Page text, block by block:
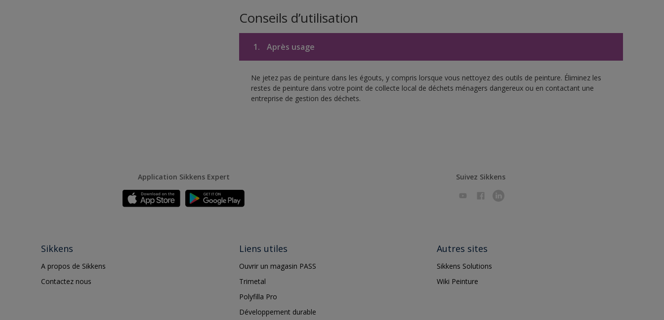
Conseils d’utilisation
1. Après usage
Ne jetez pas de peinture dans les égouts, y compris lorsque vous nettoyez des outils de peinture. Éliminez les
restes de peinture dans votre point de collecte local de déchets ménagers dangereux ou en contactant une
entreprise de gestion des déchets.
Application Sikkens Expert Suivez Sikkens
Sikkens
A propos de Sikkens
Contactez nous
Liens utiles
Ouvrir un magasin PASS
Trimetal
Polyfilla Pro
Développement durable
Autres sites
Sikkens Solutions
Wiki Peinture